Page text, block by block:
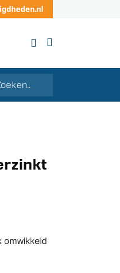
omwikkeld